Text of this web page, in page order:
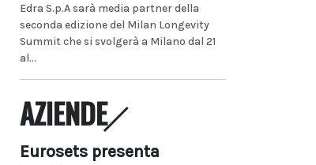
Edra S.p.A sarà media partner della
seconda edizione del Milan Longevity
Summit che si svolgerà a Milano dal 21
al...
AZIENDE
Eurosets presenta